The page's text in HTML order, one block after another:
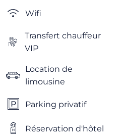
Wifi
Transfert chauffeur
VIP
Location de
limousine
Parking privatif
Réservation d'hôtel